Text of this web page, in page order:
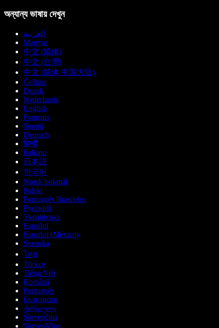
অন্যান্য ভাষায় দেখুন
العربية
Magyar
中文 (简体)
中文 (台灣)
中文 (简体 中国大陆)
Čeština
Dansk
Nederlands
English
Français
Suomi
Deutsch
हिन्दी
Italiano
日本語
한국어
Norsk bokmål
Polski
Português Brasileiro
Русский
Українська
Español
Español (México)
Svenska
ไทย
Türkçe
Tiếng Việt
Română
Português
Български
ქართული
Slovenčina
Slovenščina